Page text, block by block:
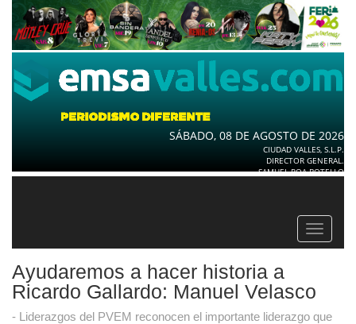
SÁBADO, 08 DE AGOSTO DE 2026
CIUDAD VALLES, S.L.P.
DIRECTOR GENERAL.
SAMUEL ROA BOTELLO
Toggle
Ayudaremos a hacer historia a
Ricardo Gallardo: Manuel Velasco
- Liderazgos del PVEM reconocen el importante liderazgo que